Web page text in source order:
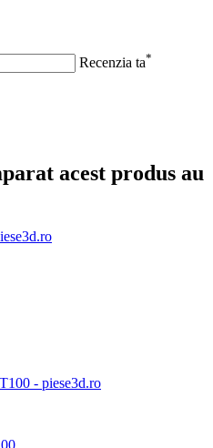
Recenzia ta*
acest produs au